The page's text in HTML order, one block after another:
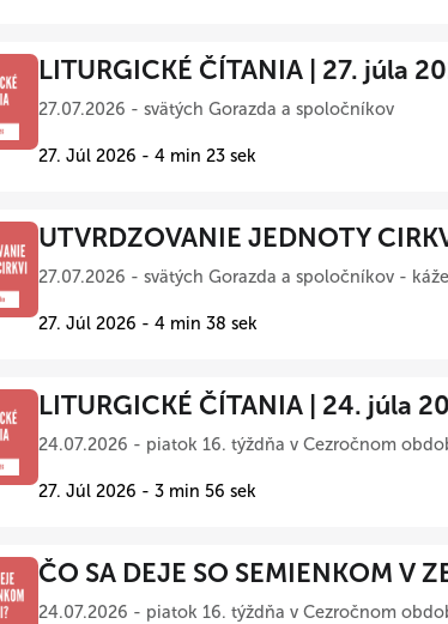
LITURGICKÉ ČÍTANIA | 27. júla
27.07.2026 - svätých Gorazda a spoločníkov
27. Júl 2026 - 4 min 23 sek
UTVRDZOVANIE JEDNOTY
27.07.2026 - svätých Gorazda a spoločníkov -
27. Júl 2026 - 4 min 38 sek
LITURGICKÉ ČÍTANIA | 24. júla
24.07.2026 - piatok 16. týždňa v Cezročnom
27. Júl 2026 - 3 min 56 sek
ČO SA DEJE SO SEMIENKOM V
24.07.2026 - piatok 16. týždňa v Cezročnom